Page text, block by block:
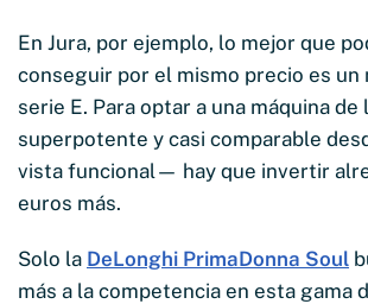
En Jura, por ejemplo, lo mejor que
conseguir por el mismo precio es un
serie E. Para optar a una máquina
superpotente y casi comparable
vista funcional— hay que invertir
euros más.
Solo la DeLonghi PrimaDonna Soul
más a la competencia en esta gama